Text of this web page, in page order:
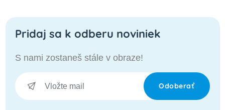
Pridaj sa k odberu noviniek
S nami zostaneš stále v obraze!
Odoberať